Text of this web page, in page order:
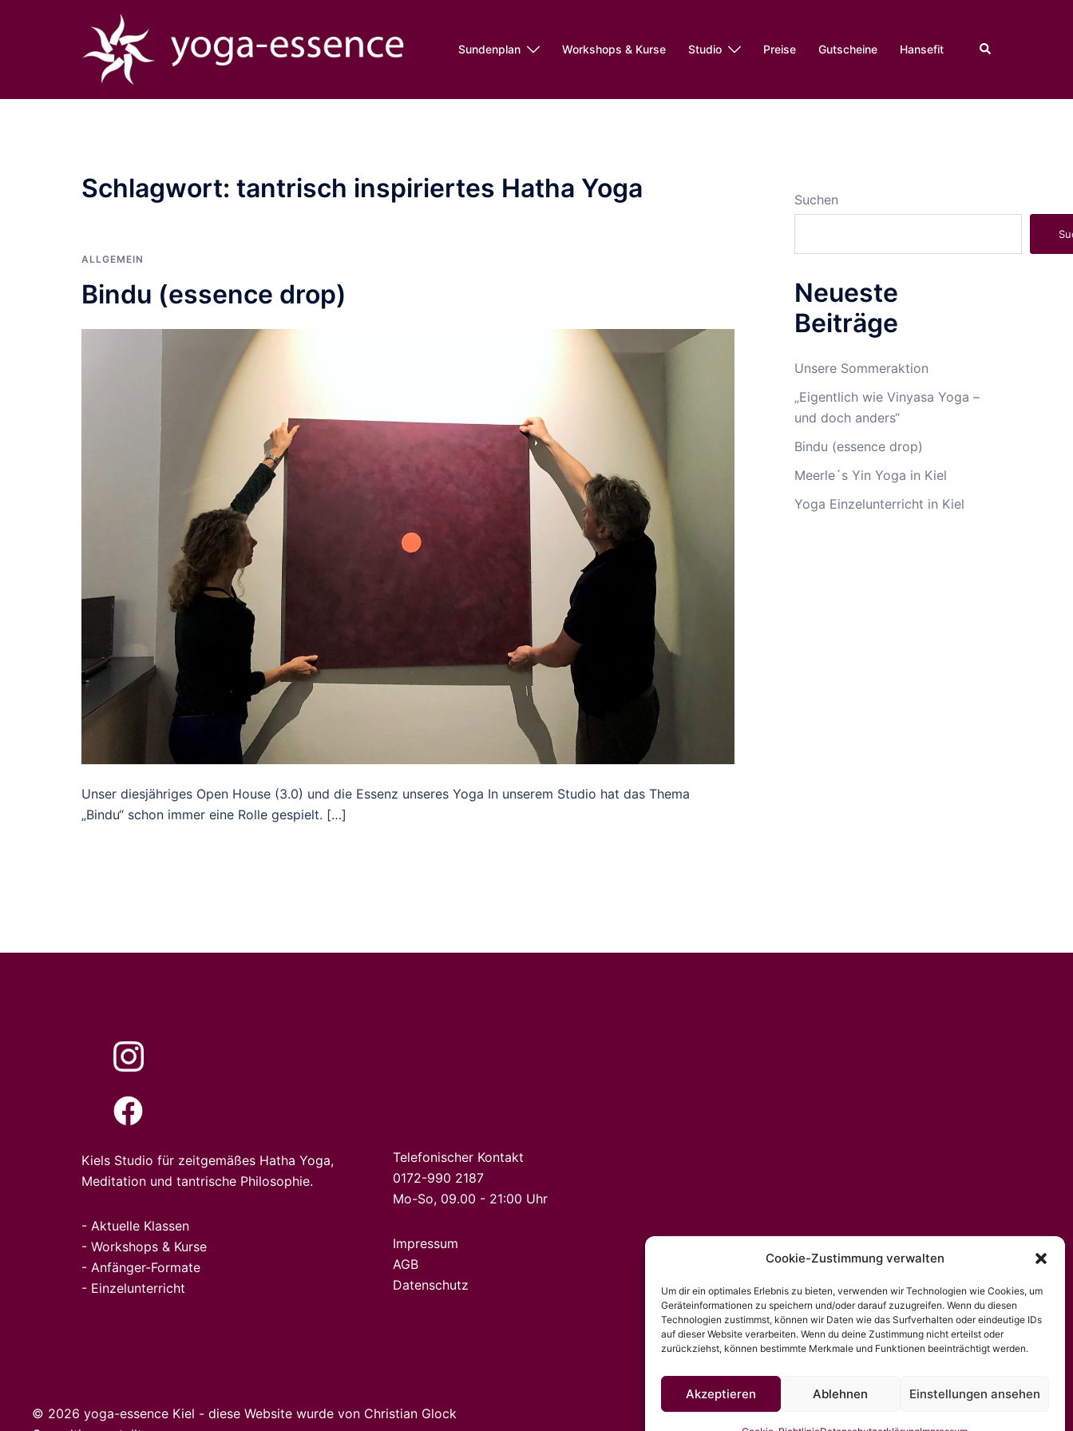
Cookie-Zustimmung verwalten
Um dir ein optimales Erlebnis zu bieten, verwenden wir Technologien wie Cookies, um
Geräteinformationen zu speichern und/oder darauf zuzugreifen. Wenn du diesen
Technologien zustimmst, können wir Daten wie das Surfverhalten oder eindeutige IDs
auf dieser Website verarbeiten. Wenn du deine Zustimmung nicht erteilst oder
zurückziehst, können bestimmte Merkmale und Funktionen beeinträchtigt werden.
Akzeptieren Ablehnen Einstellungen ansehen
Sundenplan Workshops & Kurse Studio Preise Gutscheine Hansefit Suche
Schlagwort: tantrisch inspiriertes Hatha Yoga
ALLGEMEIN
Bindu (essence drop)
Unser diesjähriges Open House (3.0) und die Essenz unseres Yoga In unserem Studio hat das Thema
„Bindu“ schon immer eine Rolle gespielt. […]
Suchen
Neueste
Beiträge
Unsere Sommeraktion
„Eigentlich wie Vinyasa Yoga –
und doch anders“
Bindu (essence drop)
Meerle´s Yin Yoga in Kiel
Yoga Einzelunterricht in Kiel
Kiels Studio für zeitgemäßes Hatha Yoga,
Meditation und tantrische Philosophie.
- Aktuelle Klassen
- Workshops & Kurse
- Anfänger-Formate
- Einzelunterricht
Telefonischer Kontakt
0172-990 2187
Mo-So, 09.00 - 21:00 Uhr
Impressum
AGB
Datenschutz
© 2026 yoga-essence Kiel - diese Website wurde von Christian Glock